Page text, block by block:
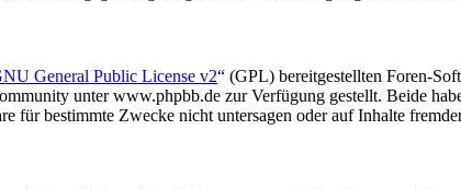
General Public License v2“ (GPL) bereitgestellten Foren-
unter www.phpbb.de zur Verfügung gestellt. Beide
für bestimmte Zwecke nicht untersagen oder auf Inhalte